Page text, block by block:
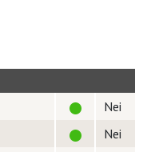
Nei
Nei